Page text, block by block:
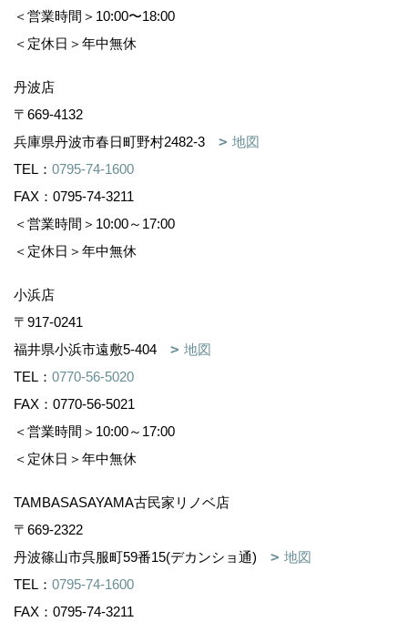
＜営業時間＞10:00〜18:00
＜定休日＞年中無休
丹波店
〒669-4132
兵庫県丹波市春日町野村2482-3
地図
TEL： 0795-74-1600
FAX：0795-74-3211
＜営業時間＞10:00～17:00
＜定休日＞年中無休
小浜店
〒917-0241
福井県小浜市遠敷5-404
地図
TEL： 0770-56-5020
FAX：0770-56-5021
＜営業時間＞10:00～17:00
＜定休日＞年中無休
TAMBASASAYAMA古民家リノベ店
〒669-2322
丹波篠山市呉服町59番15(デカンショ通)
地図
TEL： 0795-74-1600
FAX：0795-74-3211